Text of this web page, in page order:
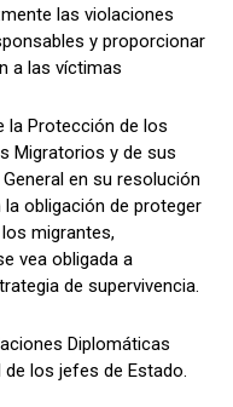
las violaciones
y proporcionar
a las víctimas
la Protección de los
Migratorios y de sus
en su resolución
obligación de proteger
migrantes,
vea obligada a
de supervivencia.
Diplomáticas
de los jefes de Estado.